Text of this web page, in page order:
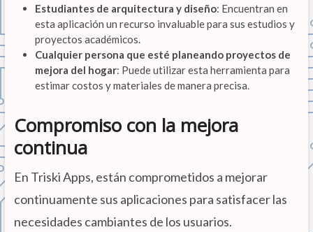
Estudiantes de arquitectura y diseño: Encuentran en
esta aplicación un recurso invaluable para sus estudios y
proyectos académicos.
Cualquier persona que esté planeando proyectos de
mejora del hogar: Puede utilizar esta herramienta para
estimar costos y materiales de manera precisa.
Compromiso con la mejora
continua
En Triski Apps, están comprometidos a mejorar
continuamente sus aplicaciones para satisfacer las
necesidades cambiantes de los usuarios.